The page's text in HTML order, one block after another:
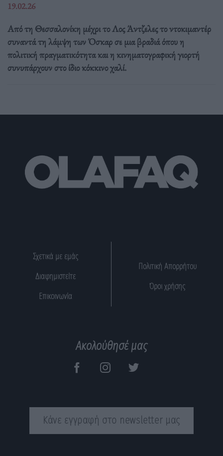
19.02.26
Από τη Θεσσαλονίκη μέχρι το Λος Άντζελες το ντοκιμαντέρ
συναντά τη λάμψη των Όσκαρ σε μια βραδιά όπου η
πολιτική πραγματικότητα και η κινηματογραφική γιορτή
συνυπάρχουν στο ίδιο κόκκινο χαλί.
Σχετικά με εμάς
Διαφημιστείτε
Επικοινωνία
Πολιτική Απορρήτου
Όροι χρήσης
Ακολούθησέ μας
Κάνε εγγραφή στο newsletter μας